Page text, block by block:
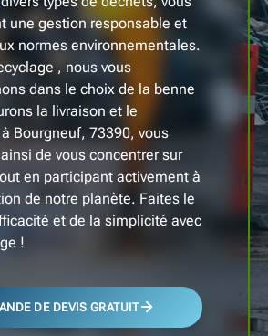
une gestion responsable et
normes environnementales.
, nous vous
dans le choix de la benne
la livraison et le
Bourgneuf, 73390, vous
de vous concentrer sur
en participant activement à
de notre planète. Faites le
et de la simplicité avec
!
DE DEVIS GRATUIT